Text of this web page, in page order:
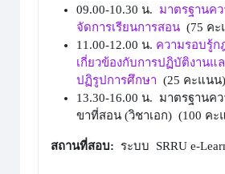
09.00-10.30 น. มาตรฐานค
จัดการเรียนการสอน (75 ค
11.00-12.00 น. ความรอบรู้ก
เกี่ยวข้องกับการปฏิบัติงานแ
ปฏิรูปการศึกษา (25 คะแนน)
13.30-16.00 น. มาตรฐานค
ขาที่สอน (วิชาเอก) (100 คะ
สถานที่สอบ: ระบบ SRRU e-